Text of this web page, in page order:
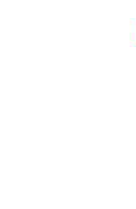
ดังนั้น จากสถานก
รับผิดชอบแหล่งน้